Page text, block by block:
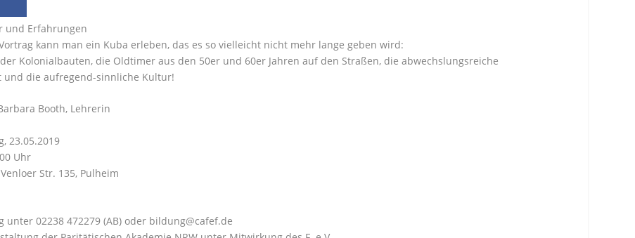
und Erfahrungen
kann man ein Kuba erleben, das es so vielleicht nicht mehr lange geben wird:
Kolonialbauten, die Oldtimer aus den 50er und 60er Jahren auf den Straßen, die abwechslungsreiche
und die aufregend-sinnliche Kultur!
Booth, Lehrerin
23.05.2019
Uhr
Str. 135, Pulheim
unter 02238 472279 (AB) oder bildung@cafef.de